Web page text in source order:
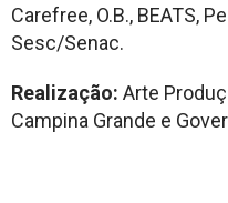
Carefree, O.B., BEATS,
Sesc/Senac.
Realização: Arte
Campina Grande e